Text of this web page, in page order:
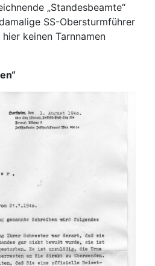
„Standesbeamte“
SS-Obersturmführer
hier keinen Tarnnamen